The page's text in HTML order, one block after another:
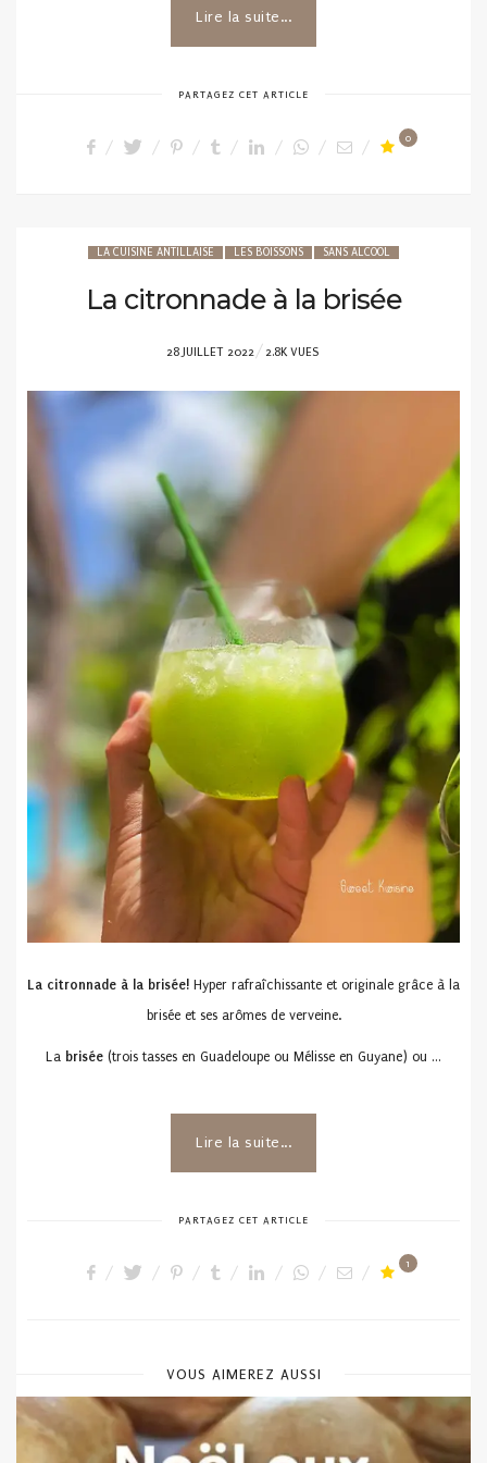
Lire la suite...
PARTAGEZ CET ARTICLE
0
LA CUISINE ANTILLAISE LES BOISSONS SANS ALCOOL
La citronnade à la brisée
POSTED
28 JUILLET 2022 2.8K VUES
La citronnade à la brisée! Hyper rafraîchissante et originale grâce à la
brisée et ses arômes de verveine.
La brisée (trois tasses en Guadeloupe ou Mélisse en Guyane) ou …
Lire la suite...
PARTAGEZ CET ARTICLE
1
VOUS AIMEREZ AUSSI